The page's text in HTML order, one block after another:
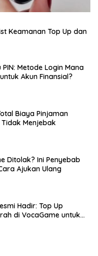
Keamanan Top Up dan
PIN: Metode Login Mana
Akun Finansial?
Biaya Pinjaman
Menjebak
Ditolak? Ini Penyebab
Ajukan Ulang
Hadir: Top Up
di VocaGame untuk